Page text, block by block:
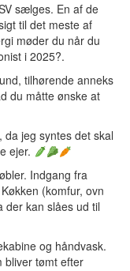
sælges. En af de
til det meste af
møder du når du
i 2025?.
tilhørende anneks
du måtte ønske at
jeg syntes det skal
ejer.
Indgang fra
(komfur, ovn
der kan slåes ud til
og håndvask.
bliver tømt efter